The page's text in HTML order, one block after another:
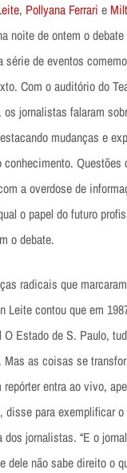
, Pollyana Ferrari e
noite de ontem o debate
série de eventos
Com o auditório do
jornalistas falaram
mudanças e
Questões
a overdose de
o papel do futuro
o debate.
radicais que
Leite contou que em
O Estado de S. Paulo,
Mas as coisas se
repórter entra ao vivo,
disse para exemplificar
jornalistas. “E o
dele não sabe direito o